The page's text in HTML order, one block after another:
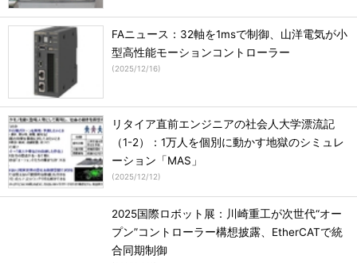
FAニュース：32軸を1msで制御、山洋電気が小
型高性能モーションコントローラー
(2025/12/16)
リタイア直前エンジニアの社会人大学漂流記
（1-2）：1万人を個別に動かす地獄のシミュレ
ーション「MAS」
(2025/12/12)
2025国際ロボット展：川崎重工が次世代“オー
プン”コントローラー構想披露、EtherCATで統
合同期制御